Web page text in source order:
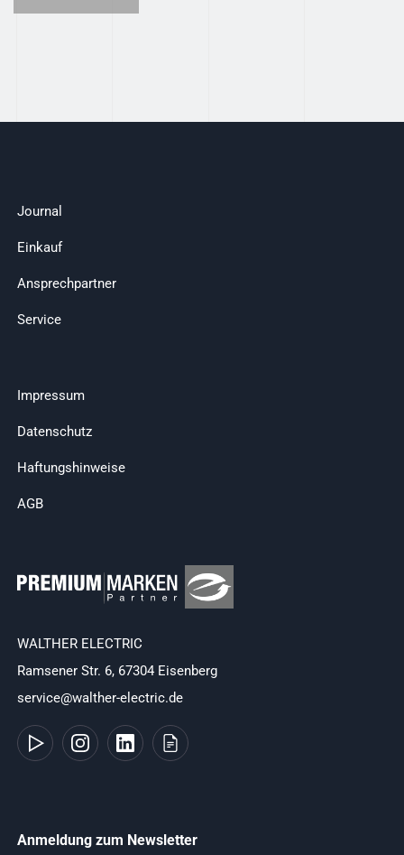
Journal
Einkauf
Ansprechpartner
Service
Impressum
Datenschutz
Haftungshinweise
AGB
WALTHER ELECTRIC
Ramsener Str. 6, 67304 Eisenberg
service@walther-electric.de
Anmeldung zum Newsletter